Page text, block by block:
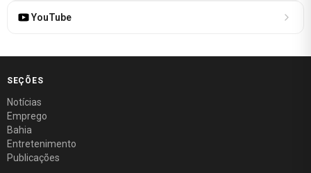
YouTube
SEÇÕES
Notícias
Emprego
Bahia
Entretenimento
Publicações